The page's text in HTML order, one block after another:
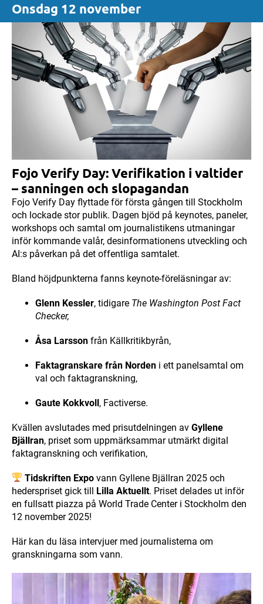
Onsdag 12 november
Fojo Verify Day: Verifikation i valtider
– sanningen och slopagandan
Fojo Verify Day flyttade för första gången till Stockholm
och lockade stor publik. Dagen bjöd på keynotes, paneler,
workshops och samtal om journalistikens utmaningar
inför kommande valår, desinformationens utveckling och
AI:s påverkan på det offentliga samtalet.
Bland höjdpunkterna fanns keynote-föreläsningar av:
Glenn Kessler, tidigare The Washington Post Fact
Checker,
Åsa Larsson från Källkritikbyrån,
Faktagranskare från Norden i ett panelsamtal om
val och faktagranskning,
Gaute Kokkvoll, Factiverse.
Kvällen avslutades med prisutdelningen av Gyllene
Bjällran, priset som uppmärksammar utmärkt digital
faktagranskning och verifikation,
Tidskriften Expovann Gyllene Bjällran 2025 och
hederspriset gick till Lilla Aktuellt. Priset delades ut inför
en fullsatt piazza på World Trade Center i Stockholm den
12 november 2025!
Här kan du läsa intervjuer med journalisterna om
granskningarna som vann.